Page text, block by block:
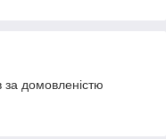
домовленістю